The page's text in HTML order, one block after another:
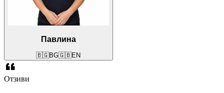
Павлина
🇧🇬BG🇬🇧EN
Отзиви